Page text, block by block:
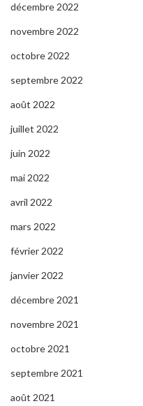
décembre 2022
novembre 2022
octobre 2022
septembre 2022
août 2022
juillet 2022
juin 2022
mai 2022
avril 2022
mars 2022
février 2022
janvier 2022
décembre 2021
novembre 2021
octobre 2021
septembre 2021
août 2021